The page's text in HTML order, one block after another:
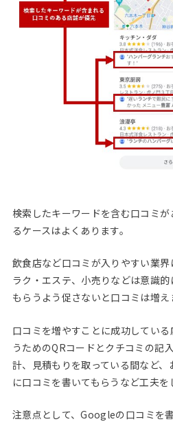
検索したキーワードを含む口コミ
るケースはよくあります。
飲食店など口コミが入りやすい業
ラク・エステ、小売りなどは意識
もらうよう促さないと口コミは増え
口コミを増やすことに成功してい
うためのQRコードとクチコミの記
計、見積もりを取っている間など
に口コミを書いてもらうなど工夫を
注意点として、Googleの口コミを